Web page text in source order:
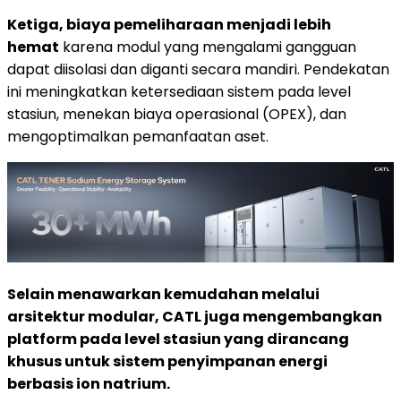
Ketiga, biaya pemeliharaan menjadi lebih
hemat karena modul yang mengalami gangguan
dapat diisolasi dan diganti secara mandiri. Pendekatan
ini meningkatkan ketersediaan sistem pada level
stasiun, menekan biaya operasional (OPEX), dan
mengoptimalkan pemanfaatan aset.
Selain menawarkan kemudahan melalui
arsitektur modular, CATL juga mengembangkan
platform pada level stasiun yang dirancang
khusus untuk sistem penyimpanan energi
berbasis ion natrium.